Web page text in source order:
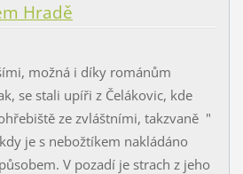
Hradě
možná i díky románům
se stali upíři z Čelákovic, kde
ze zvláštními, takzvaně "
je s nebožtíkem nakládáno
V pozadí je strach z jeho